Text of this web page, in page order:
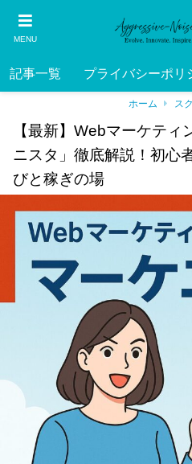
MENU
記事一覧 プライバシーポリ
ホーム ス
【最新】Webマーケティ
ニスタ」徹底解説！初心
びと稼ぎの場